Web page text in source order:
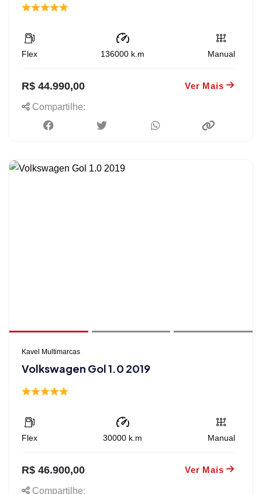
Flex 136000 k.m Manual
R$ 44.990,00 Ver Mais
Compartilhe:
Kavel Multimarcas
Volkswagen Gol 1.0 2019
Flex 30000 k.m Manual
R$ 46.900,00 Ver Mais
Compartilhe: